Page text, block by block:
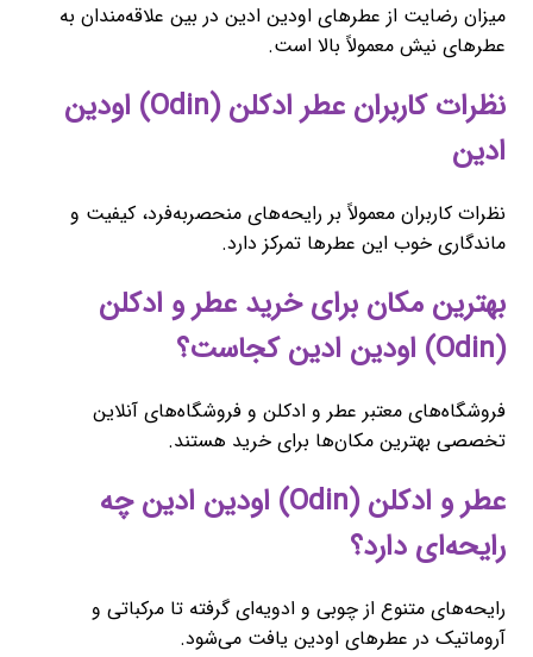
میزان رضایت از عطرهای اودین ادین در بین علاقه‌مندان به
عطرهای نیش معمولاً بالا است.
نظرات کاربران عطر ادکلن (Odin) اودین
ادین
نظرات کاربران معمولاً بر رایحه‌های منحصربه‌فرد، کیفیت و
ماندگاری خوب این عطرها تمرکز دارد.
بهترین مکان برای خرید عطر و ادکلن
(Odin) اودین ادین کجاست؟
فروشگاه‌های معتبر عطر و ادکلن و فروشگاه‌های آنلاین
تخصصی بهترین مکان‌ها برای خرید هستند.
عطر و ادکلن (Odin) اودین ادین چه
رایحه‌ای دارد؟
رایحه‌های متنوع از چوبی و ادویه‌ای گرفته تا مرکباتی و
آروماتیک در عطرهای اودین یافت می‌شود.